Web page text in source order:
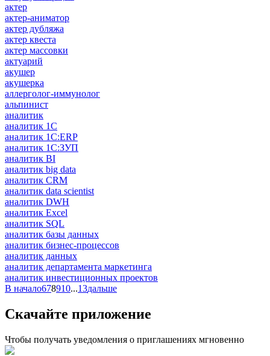
актер
актер-аниматор
актер дубляжа
актер квеста
актер массовки
актуарий
акушер
акушерка
аллерголог-иммунолог
альпинист
аналитик
аналитик 1C
аналитик 1С:ERP
аналитик 1С:ЗУП
аналитик BI
аналитик big data
аналитик CRM
аналитик data scientist
аналитик DWH
аналитик Excel
аналитик SQL
аналитик базы данных
аналитик бизнес-процессов
аналитик данных
аналитик департамента маркетинга
аналитик инвестиционных проектов
В начало678910...13дальше
Скачайте приложение
Чтобы получать уведомления о приглашениях мгновенно